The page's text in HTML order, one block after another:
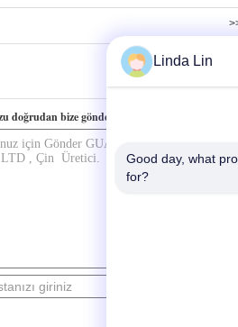
doğrudan bize gönderin
Linda Lin
Good day, what
for?